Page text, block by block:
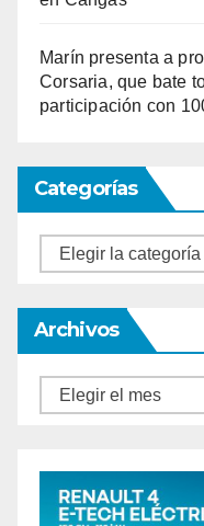
Marín presenta a
Corsaria, que bate
participación con
Categorías
Categorías
Archivos
Archivos